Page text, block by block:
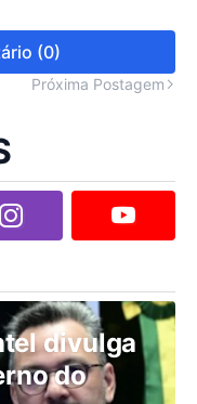
(0)
Próxima Postagem
divulga
do